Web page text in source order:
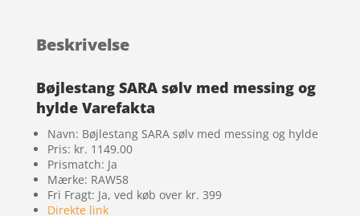
Beskrivelse
Bøjlestang SARA sølv med messing og
hylde Varefakta
Navn: Bøjlestang SARA sølv med messing og hylde
Pris: kr. 1149.00
Prismatch: Ja
Mærke: RAW58
Fri Fragt: Ja, ved køb over kr. 399
Direkte link